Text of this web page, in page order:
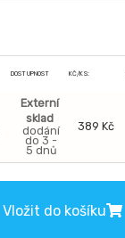
DOSTUPNOST KČ/KS:
Externí
sklad
dodání
do 3 -
5 dnů
389 Kč
Vložit do košíku